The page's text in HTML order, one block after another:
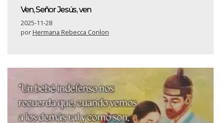
Ven, Señor Jesús, ven
2025-11-28
porHermana Rebecca Conlon